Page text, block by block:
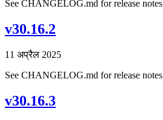
See CHANGELOG.md for release notes
v30.16.2
11 अप्रैल 2025
See CHANGELOG.md for release notes
v30.16.3